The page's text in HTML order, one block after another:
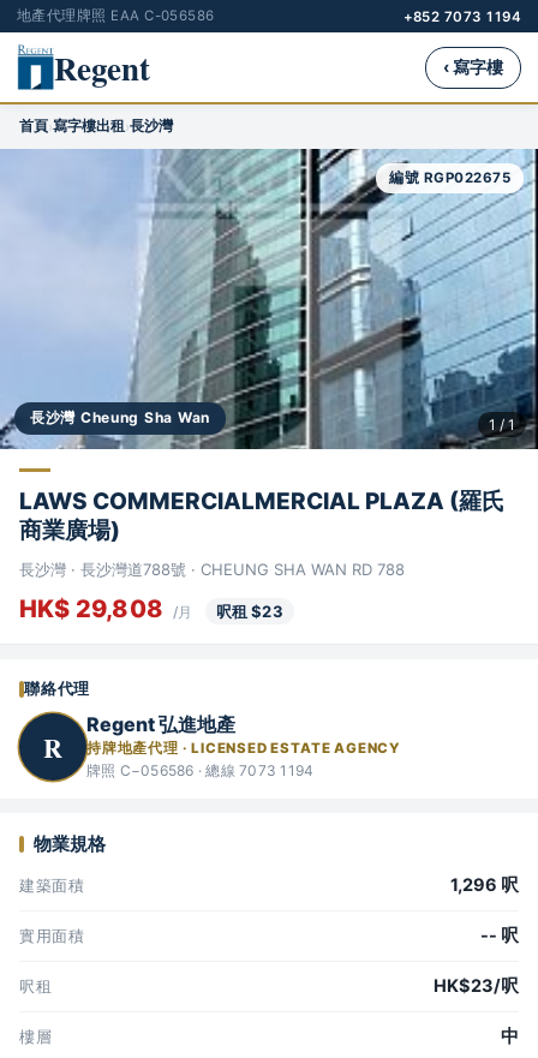
地產代理牌照 EAA C-056586 +852 7073 1194
Regent ‹ 寫字樓
首頁›寫字樓出租›長沙灣
長沙灣 Cheung Sha Wan
編號 RGP022675
1 / 1
LAWS COMMERCIALMERCIAL PLAZA (羅氏
商業廣場)
長沙灣 · 長沙灣道788號 · CHEUNG SHA WAN RD 788
HK$ 29,808 /月 呎租 $23
聯絡代理
R
Regent 弘進地產
持牌地產代理 · LICENSED ESTATE AGENCY
牌照 C−056586 · 總線 7073 1194
物業規格
建築面積 1,296 呎
實用面積 -- 呎
呎租 HK$23/呎
樓層 中